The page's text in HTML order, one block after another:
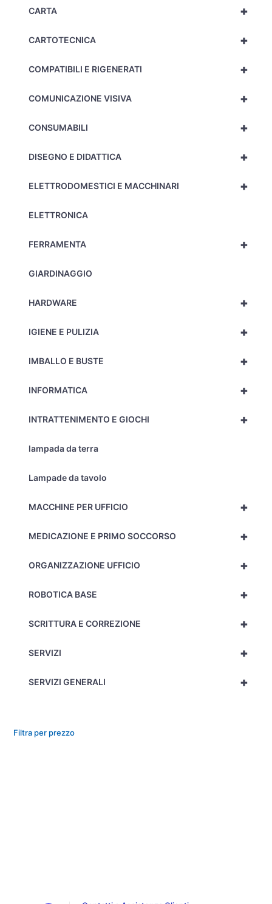
+
CARTA
+
CARTOTECNICA
+
COMPATIBILI E RIGENERATI
+
COMUNICAZIONE VISIVA
+
CONSUMABILI
+
DISEGNO E DIDATTICA
+
ELETTRODOMESTICI E MACCHINARI
ELETTRONICA
+
FERRAMENTA
GIARDINAGGIO
+
HARDWARE
+
IGIENE E PULIZIA
+
IMBALLO E BUSTE
+
INFORMATICA
+
INTRATTENIMENTO E GIOCHI
lampada da terra
Lampade da tavolo
+
MACCHINE PER UFFICIO
+
MEDICAZIONE E PRIMO SOCCORSO
+
ORGANIZZAZIONE UFFICIO
+
ROBOTICA BASE
+
SCRITTURA E CORREZIONE
+
SERVIZI
+
SERVIZI GENERALI
Filtra per prezzo